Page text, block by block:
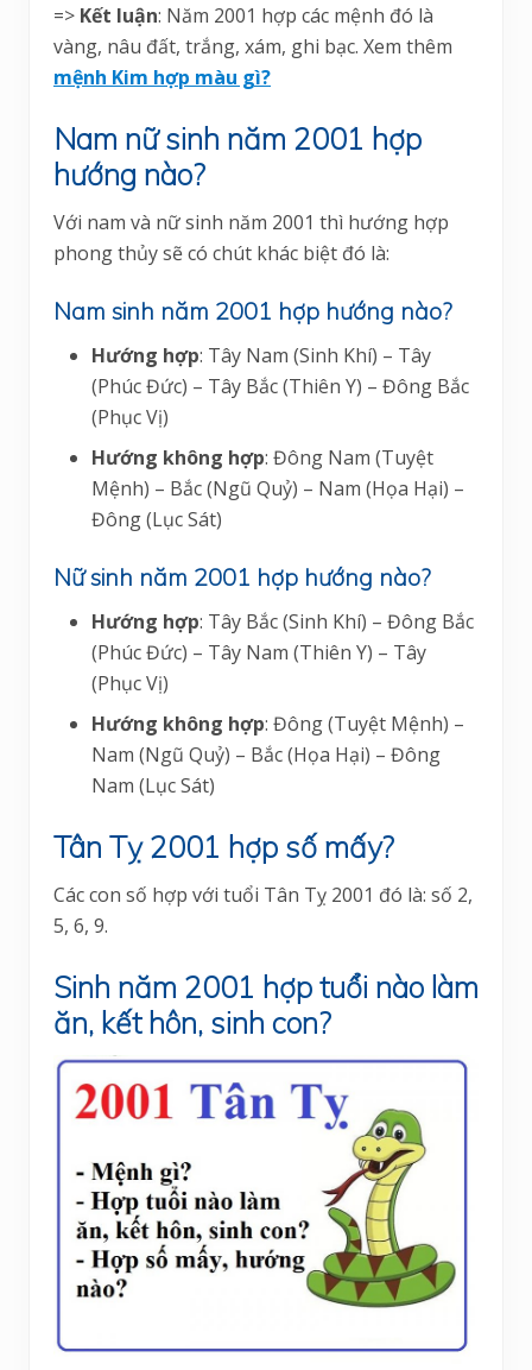
=> Kết luận: Năm 2001 hợp các mệnh đó là
vàng, nâu đất, trắng, xám, ghi bạc. Xem thêm
mệnh Kim hợp màu gì?
Nam nữ sinh năm 2001 hợp
hướng nào?
Với nam và nữ sinh năm 2001 thì hướng hợp
phong thủy sẽ có chút khác biệt đó là:
Nam sinh năm 2001 hợp hướng nào?
Hướng hợp: Tây Nam (Sinh Khí) – Tây
(Phúc Đức) – Tây Bắc (Thiên Y) – Đông Bắc
(Phục Vị)
Hướng không hợp: Đông Nam (Tuyệt
Mệnh) – Bắc (Ngũ Quỷ) – Nam (Họa Hại) –
Đông (Lục Sát)
Nữ sinh năm 2001 hợp hướng nào?
Hướng hợp: Tây Bắc (Sinh Khí) – Đông Bắc
(Phúc Đức) – Tây Nam (Thiên Y) – Tây
(Phục Vị)
Hướng không hợp: Đông (Tuyệt Mệnh) –
Nam (Ngũ Quỷ) – Bắc (Họa Hại) – Đông
Nam (Lục Sát)
Tân Tỵ 2001 hợp số mấy?
Các con số hợp với tuổi Tân Tỵ 2001 đó là: số 2,
5, 6, 9.
Sinh năm 2001 hợp tuổi nào làm
ăn, kết hôn, sinh con?